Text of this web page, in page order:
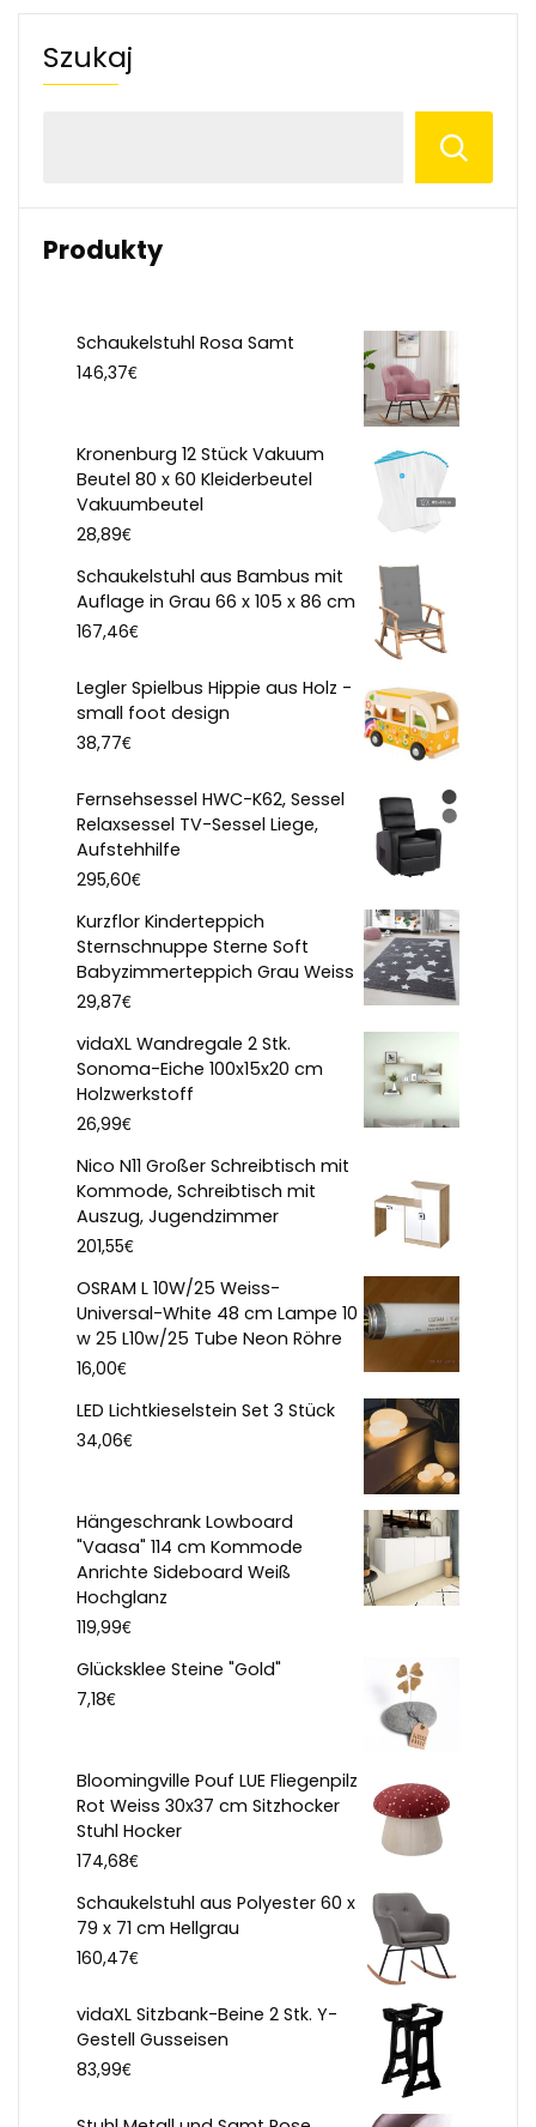
Szukaj
Produkty
Schaukelstuhl Rosa Samt
146,37€
Kronenburg 12 Stück Vakuum
Beutel 80 x 60 Kleiderbeutel
Vakuumbeutel
28,89€
Schaukelstuhl aus Bambus mit
Auflage in Grau 66 x 105 x 86 cm
167,46€
Legler Spielbus Hippie aus Holz -
small foot design
38,77€
Fernsehsessel HWC-K62, Sessel
Relaxsessel TV-Sessel Liege,
Aufstehhilfe
295,60€
Kurzflor Kinderteppich
Sternschnuppe Sterne Soft
Babyzimmerteppich Grau Weiss
29,87€
vidaXL Wandregale 2 Stk.
Sonoma-Eiche 100x15x20 cm
Holzwerkstoff
26,99€
Nico N11 Großer Schreibtisch mit
Kommode, Schreibtisch mit
Auszug, Jugendzimmer
201,55€
OSRAM L 10W/25 Weiss-
Universal-White 48 cm Lampe 10
w 25 L10w/25 Tube Neon Röhre
16,00€
LED Lichtkieselstein Set 3 Stück
34,06€
Hängeschrank Lowboard
"Vaasa" 114 cm Kommode
Anrichte Sideboard Weiß
Hochglanz
119,99€
Glücksklee Steine "Gold"
7,18€
Bloomingville Pouf LUE Fliegenpilz
Rot Weiss 30x37 cm Sitzhocker
Stuhl Hocker
174,68€
Schaukelstuhl aus Polyester 60 x
79 x 71 cm Hellgrau
160,47€
vidaXL Sitzbank-Beine 2 Stk. Y-
Gestell Gusseisen
83,99€